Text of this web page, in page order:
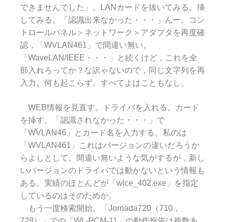
できませんでした」。LANカードを抜いてみる。挿
してみる。「認識出来なかった・・・」んー。コン
トロールパネル＞ネットワーク＞アダプタを再度確
認，「WVLAN461」で間違い無い。
「WaveLAN/IEEE・・・」と続くけど，これを全
部入れろってか？な訳ゃないので，同じ文字列を再
入力。何も起こらず。すべてよはこともなし。
WEB情報を見直す。ドライバを入れる。カード
を挿す。「認識されなかった・・・」で
「WVLAN46」とカード名を入力する。私のは
「WVLAN461」これはバージョンの違いだろうか
らよしとして。間違い無いような気がするが，新し
いバージョンのドライバでは動かないという情報も
ある。実績のほとんどが「wlce_402.exe」を指定
しているのはそのためか。
もう一度検索開始。「Jornada720（710，